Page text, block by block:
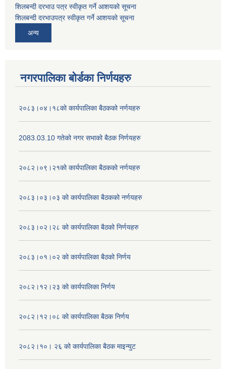
शिलबन्दी दरभाउ पत्र स्वीकृत गर्ने आशयको सूचना
शिलबन्दी दरभाउपत्र स्वीकृत गर्ने आशयको सूचना
अन्य
नगरपालिका बोर्डका निर्णयहरु
२०८३।०४।१८को कार्यपालिका बैठकको नर्णयहरु
2083.03.10 गतेको नगर सभाको बैठक निर्णयहरु
२०८२।०९।२१को कार्यपालिका बैठकको नर्णयहरु
२०८३।०३।०३ को कार्यपालिका बैठकको नर्णयहरु
२०८३।०२।२८ को कार्यपालिका बैठको निर्णयहरु
२०८३।०१।०२ को कार्यपालिका बैठको निर्णय
२०८२।१२।२३ को कार्यपालिका निर्णय
२०८२।१२।०८ को कार्यपालिका बैठक निर्णय
२०८२।१०। २६ को कार्यपालिका बैठक माइन्युट